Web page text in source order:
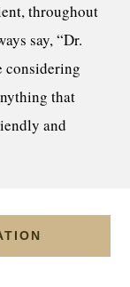
throughout
say, “Dr.
considering
that
and